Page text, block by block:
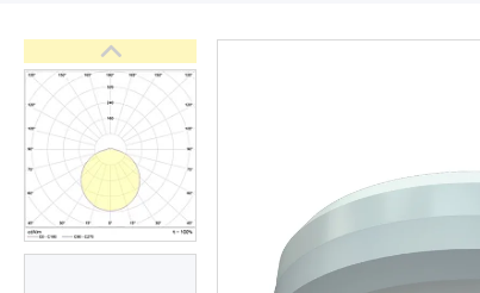
ФАРЛАЙТ
АСТЗ
NLCO
INNOLUX
О нас
Отзывы